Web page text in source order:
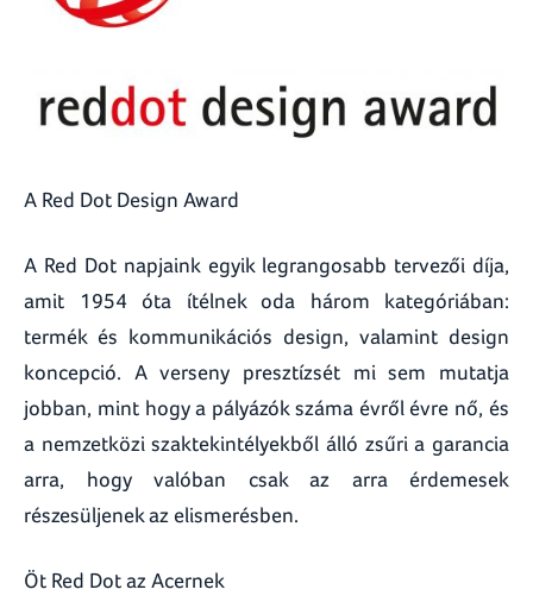
A Red Dot Design Award
A Red Dot napjaink egyik legrangosabb tervezői díja,
amit 1954 óta ítélnek oda három kategóriában:
termék és kommunikációs design, valamint design
koncepció. A verseny presztízsét mi sem mutatja
jobban, mint hogy a pályázók száma évről évre nő, és
a nemzetközi szaktekintélyekből álló zsűri a garancia
arra, hogy valóban csak az arra érdemesek
részesüljenek az elismerésben.
Öt Red Dot az Acernek